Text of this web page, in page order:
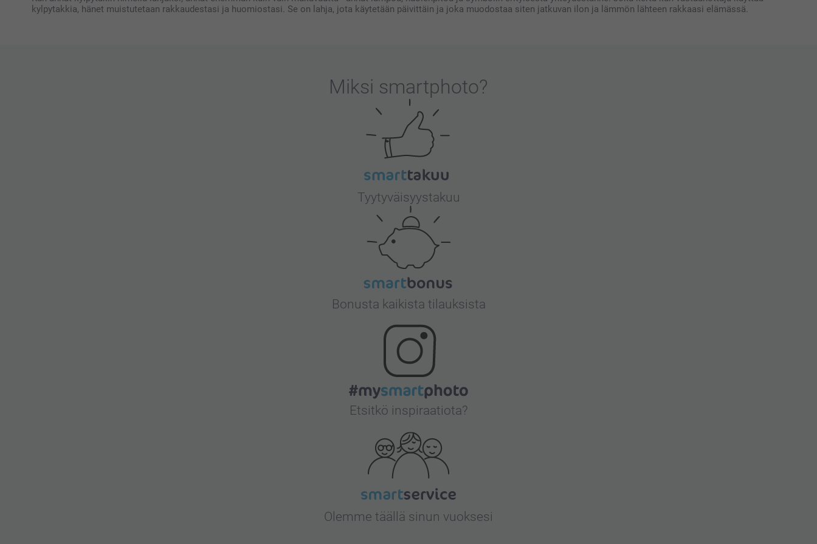
kylpytakkia, hänet muistutetaan rakkaudestasi ja huomiostasi. Se on lahja, jota käytetään päivittäin ja joka muodostaa siten jatkuvan ilon ja lämmön lähteen rakkaasi elämässä.
Miksi smartphoto?
Tyytyväisyystakuu
Bonusta kaikista tilauksista
Etsitkö inspiraatiota?
Olemme täällä sinun vuoksesi